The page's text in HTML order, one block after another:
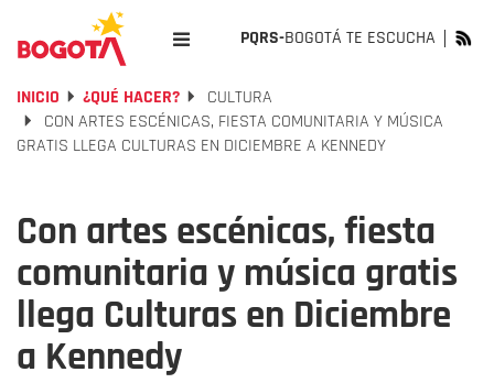
PQRS-BOGOTÁ TE ESCUCHA
INICIO ¿QUÉ HACER?
CULTURA
CON ARTES ESCÉNICAS, FIESTA COMUNITARIA Y MÚSICA
GRATIS LLEGA CULTURAS EN DICIEMBRE A KENNEDY
Con artes escénicas, fiesta
comunitaria y música gratis
llega Culturas en Diciembre
a Kennedy